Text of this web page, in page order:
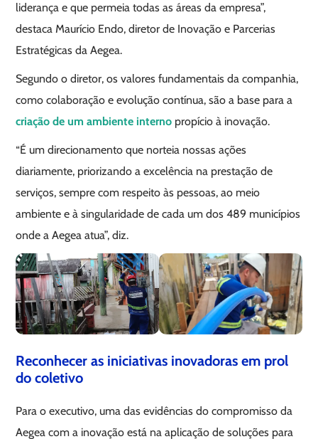
liderança e que permeia todas as áreas da empresa”,
destaca Maurício Endo, diretor de Inovação e Parcerias
Estratégicas da Aegea.
Segundo o diretor, os valores fundamentais da companhia,
como colaboração e evolução contínua, são a base para a
criação de um ambiente interno propício à inovação.
“É um direcionamento que norteia nossas ações
diariamente, priorizando a excelência na prestação de
serviços, sempre com respeito às pessoas, ao meio
ambiente e à singularidade de cada um dos 489 municípios
onde a Aegea atua”, diz.
Reconhecer as iniciativas inovadoras em prol
do coletivo
Para o executivo, uma das evidências do compromisso da
Aegea com a inovação está na aplicação de soluções para